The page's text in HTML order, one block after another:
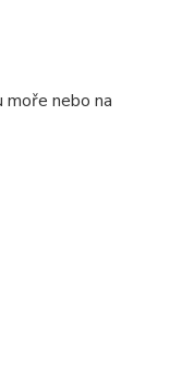
nebo na